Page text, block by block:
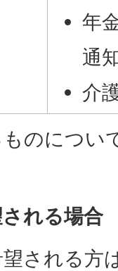
年
通
介
のについ
れる場合
される方